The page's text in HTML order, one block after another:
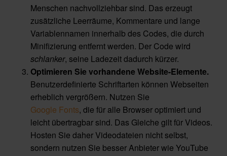
Menschen nachvollziehbar sind. Das erzeugt
zusätzliche Leerräume, Kommentare und lange
Variablennamen innerhalb des Codes, die durch
Minifizierung entfernt werden. Der Code wird
schlanker, seine Ladezeit dadurch kürzer.
Optimieren Sie vorhandene Website-Elemente.
Benutzerdefinierte Schriftarten können Webseiten
erheblich vergrößern. Nutzen Sie
Google Fonts, die für alle Browser optimiert und
leicht übertragbar sind. Das Gleiche gilt für Videos.
Hosten Sie daher Videodateien nicht selbst,
sondern nutzen Sie besser Anbieter wie YouTube